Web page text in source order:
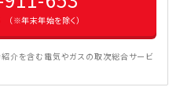
※年末年始を除く）
介を含む電気やガスの取次総合サービ